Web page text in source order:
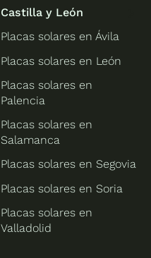
Castilla y León
Placas solares en Ávila
Placas solares en León
Placas solares en
Palencia
Placas solares en
Salamanca
Placas solares en Segovia
Placas solares en Soria
Placas solares en
Valladolid